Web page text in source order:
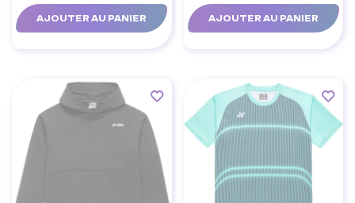
AJOUTER AU PANIER AJOUTER AU PANIER